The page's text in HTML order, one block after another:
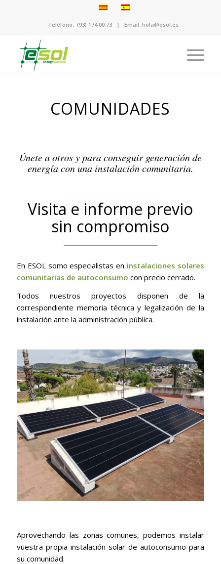
Teléfono: (93) 174 00 73 | Email:hola@esol.es
COMUNIDADES
Únete a otros y para conseguir generación de
energía con una instalación comunitaria.
Visita e informe previo
sin compromiso
En ESOL somo especialistas en instalaciones solares
comunitarias de autoconsumo con precio cerrado.
Todos nuestros proyectos disponen de la
correspondiente memoria técnica y legalización de la
instalación ante la administración pública.
Aprovechando las zonas comunes, podemos instalar
vuestra propia instalación solar de autoconsumo para
su comunidad.